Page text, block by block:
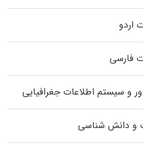
اردو
فارسی
و سیستم اطلاعات جغرافیایی
و دانش شناسی